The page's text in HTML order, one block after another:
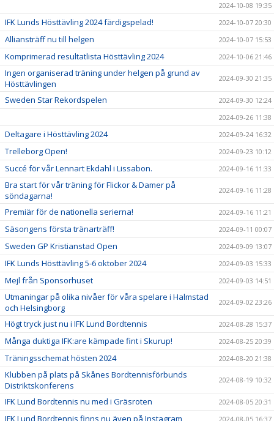
2024-10-08 19:35
IFK Lunds Hösttävling 2024 färdigspelad! 2024-10-07 20:30
Alliansträff nu till helgen 2024-10-07 15:53
Komprimerad resultatlista Hösttävling 2024 2024-10-06 21:46
Ingen organiserad träning under helgen på grund av
Hösttävlingen
2024-09-30 21:35
Sweden Star Rekordspelen
2024-09-30 12:24
2024-09-26 11:38
Deltagare i Hösttävling 2024 2024-09-24 16:32
Trelleborg Open! 2024-09-23 10:12
Succé för vår Lennart Ekdahl i Lissabon. 2024-09-16 11:33
Bra start för vår träning för Flickor & Damer på
söndagarna!
2024-09-16 11:28
Premiär för de nationella serierna! 2024-09-16 11:21
Säsongens första tränarträff! 2024-09-11 00:07
Sweden GP Kristianstad Open 2024-09-09 13:07
IFK Lunds Hösttävling 5-6 oktober 2024 2024-09-03 15:33
Mejl från Sponsorhuset 2024-09-03 14:51
Utmaningar på olika nivåer för våra spelare i Halmstad
och Helsingborg
2024-09-02 23:26
Högt tryck just nu i IFK Lund Bordtennis 2024-08-28 15:37
Många duktiga IFK:are kämpade fint i Skurup! 2024-08-25 20:39
Träningsschemat hösten 2024 2024-08-20 21:38
Klubben på plats på Skånes Bordtennisförbunds
Distriktskonferens
2024-08-19 10:32
IFK Lund Bordtennis nu med i Gräsroten 2024-08-05 20:31
IFK Lund Bordtennis finns nu även på Instagram 2024-08-05 16:37